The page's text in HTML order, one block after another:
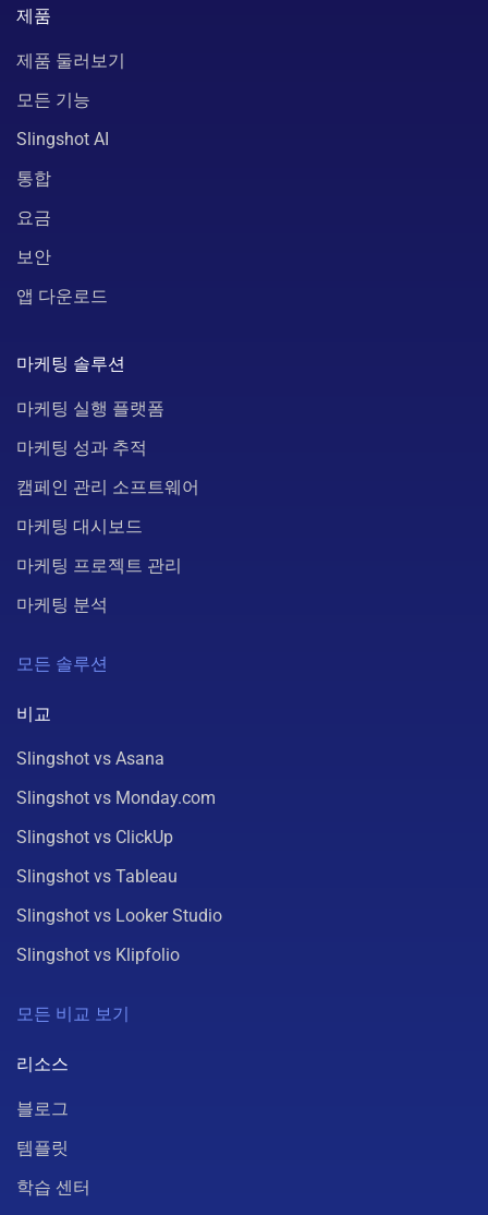
제품
제품 둘러보기
모든 기능
Slingshot AI
통합
요금
보안
앱 다운로드
마케팅 솔루션
마케팅 실행 플랫폼
마케팅 성과 추적
캠페인 관리 소프트웨어
마케팅 대시보드
마케팅 프로젝트 관리
마케팅 분석
모든 솔루션
비교
Slingshot vs Asana
Slingshot vs Monday.com
Slingshot vs ClickUp
Slingshot vs Tableau
Slingshot vs Looker Studio
Slingshot vs Klipfolio
모든 비교 보기
리소스
블로그
템플릿
학습 센터